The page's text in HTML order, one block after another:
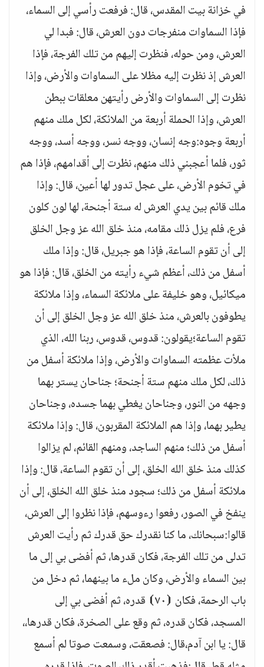
في خزانة بيت المقدس، قال: فرفعت رأسي إلى السماء،
فإذا السماوات منفرجات دون العرش، قال: فبدا لي
العرش، ومن حوله، فنظرت إليهم من تلك الفرجة، فإذا
العرش إذ نظرت إليه مظلا على السماوات والأرض، وإذا
نظرت إلى السماوات والأرض رأيتهن معلقات ببطن
العرش، وإذا الحملة أربعة من الملائكة، لكل ملك منهم
أربعة وجوه:وجه إنسان، ووجه نسر، ووجه أسد، ووجه
ثور، فلما أعجبني ذلك منهم، نظرت إلى أقدامهم، فإذا هم
في تخوم الأرض، على عجل تدور لها أعين، قال: وإذا
ملك قائم بين يدي العرش له ستة أجنحة، لها لون كلون
فرع، فلم يزل ذلك مقامه، منذ خلق الله عز وجل الخلق
إلى أن تقوم الساعة، فإذا هو جبريل، قال: وإذا ملك
أسفل من ذلك، أعظم شيء رأيته من الخلق، قال: فإذا هو
ميكائيل، وهو خليفة على ملائكة السماء، وإذا ملائكة
يطوفون بالعرش، منذ خلق الله عز وجل الخلق إلى أن
تقوم الساعة؛يقولون: قدوس، قدوس، ربنا الله، الذي
ملأت عظمته السماوات والأرض، وإذا ملائكة أسفل من
ذلك، لكل ملك منهم ستة أجنحة؛ جناحان يستر بهما
وجهه من النور، وجناحان يغطي بهما جسده، وجناحان
يطير بهما، وإذا هم الملائكة المقربون، قال: وإذا ملائكة
أسفل من ذلك؛ منهم الساجد، ومنهم القائم، لم يزالوا
كذلك منذ خلق الله الخلق، إلى أن تقوم الساعة، قال: وإذا
ملائكة أسفل من ذلك؛ سجود منذ خلق الله الخلق، إلى أن
ينفخ في الصور، رفعوا رءوسهم، فإذا نظروا إلى العرش،
قالوا:سبحانك، ما كنا نقدرك حق قدرك ثم رأيت العرش
تدلى من تلك الفرجة، فكان قدرها، ثم أفضى بي إلى ما
بين السماء والأرض، وكان ملء ما بينهما، ثم دخل من
باب الرحمة، فكان ⦗٧٠⦘ قدره، ثم أفضى بي إلى
المسجد، فكان قدره، ثم وقع على الصخرة، فكان قدرها،،
قال: يا ابن آدم،قال: فصعقت، وسمعت صوتا لم أسمع